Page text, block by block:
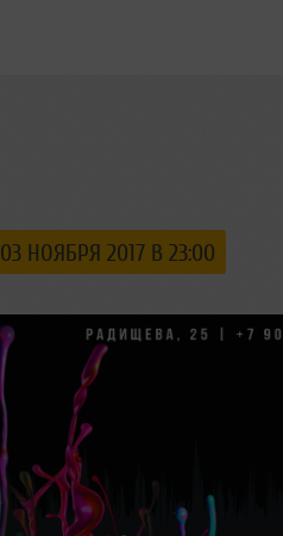
03 НОЯБРЯ 2017 В 23:00